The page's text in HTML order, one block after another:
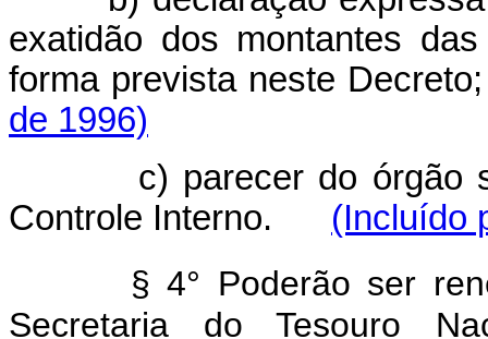
exatidão dos montantes
forma prevista neste
de 1996)
c) parecer do órgão
Controle Interno. (Incluído
§ 4° Poderão ser
Secretaria do Tesouro